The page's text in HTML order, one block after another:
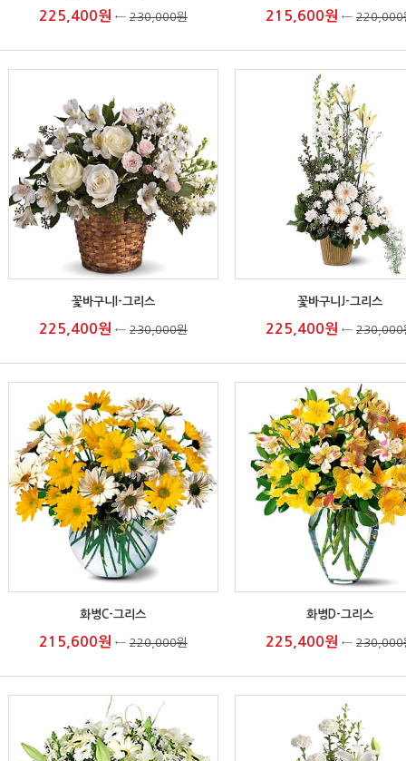
225,400원 ← 230,000원 215,600원 ← 220,000
꽃바구니I-그리스
225,400원 ← 230,000원
꽃바구니J-그리스
225,400원 ← 230,000
화병C-그리스
215,600원 ← 220,000원
화병D-그리스
225,400원 ← 230,000